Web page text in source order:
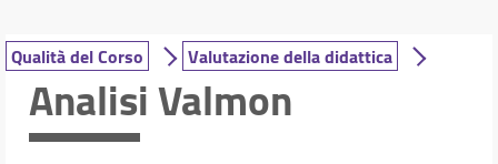
Presentazione del corso
Sedi e strutture
Norme e regolamenti
Organizzazione
Qualità del Corso Valutazione della didattica
Analisi Valmon